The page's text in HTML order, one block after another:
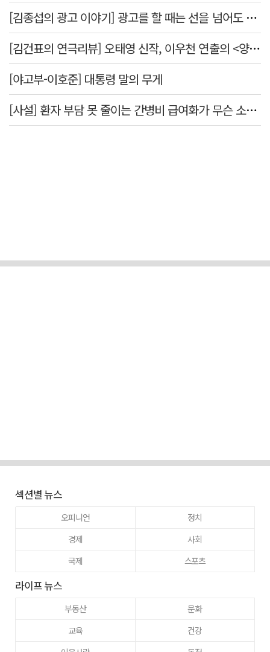
[김종섭의 광고 이야기] 광고를 할 때는 선을 넘어도 좋습니다.
[김건표의 연극리뷰] 오태영 신작, 이우천 연출의 <양은 양순하다>"국민을 온순한 양으로 길들이는 전체주의적 정치의 알레고리"
[야고부-이호준] 대통령 말의 무게
[사설] 환자 부담 못 줄이는 간병비 급여화가 무슨 소용인가
섹션별 뉴스
오피니언
정치
경제
사회
국제
스포츠
라이프 뉴스
부동산
문화
교육
건강